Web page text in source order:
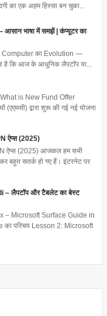
का एक अहम हिस्सा बन चुका...
भाषा में समझें | कंप्यूटर का
का Evolution —
है कि आज के आधुनिक लैपटॉप या...
is New Fund Offer
द्वारा शुरू की गई नई योजना
ऐप्स (2025)
ऐप्स (2025) आजकल हम सभी
बहुत सतर्क हो गए हैं। इंटरनेट पर
लैपटॉप और टैबलेट का बेस्ट
– Microsoft Surface Guide in
परिचय Lesson 2: Microsoft